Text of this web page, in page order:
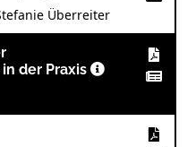
Überreiter
der Praxis